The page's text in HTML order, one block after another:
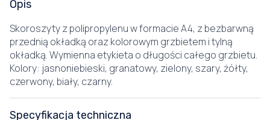
Opis
Skoroszyty z polipropylenu w formacie A4, z bezbarwną
przednią okładką oraz kolorowym grzbietem i tylną
okładką. Wymienna etykieta o długości całego grzbietu.
Kolory: jasnoniebieski, granatowy, zielony, szary, żółty,
czerwony, biały, czarny.
Specyfikacja techniczna